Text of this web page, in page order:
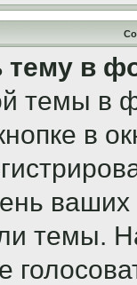
тему в
темы в
в
ваших
темы.